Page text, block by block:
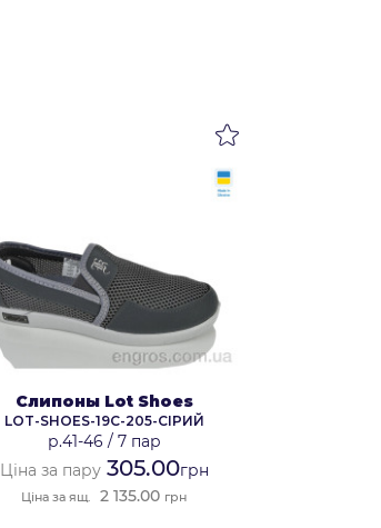
Слипоны Lot Shoes
LOT-SHOES-19C-205-СІРИЙ
р.41-46 / 7 пар
Ціна за пару305.00грн
Ціна за ящ. 2 135.00 грн